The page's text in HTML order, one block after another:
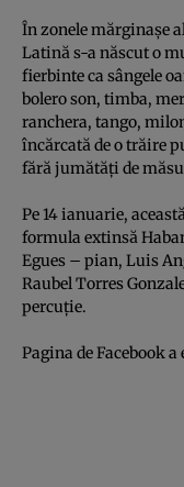
În zonele mărginaşe
Latină s-a născut o
fierbinte ca sângele
bolero son, timba,
ranchera, tango,
încărcată de o trăire
fără jumătăţi de
Pe 14 ianuarie,
formula extinsă
Egues – pian, Luis
Raubel Torres
percuţie.
Pagina de Facebook